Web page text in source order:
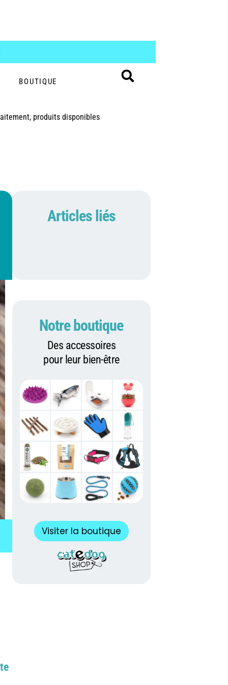
BOUTIQUE
produits disponibles
Articles liés
Notre boutique
Des accessoires
pour leur bien-être
Visiter la boutique